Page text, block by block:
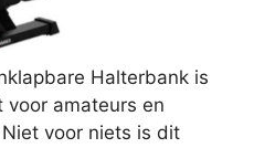
Halterbank is
amateurs en
voor niets is dit